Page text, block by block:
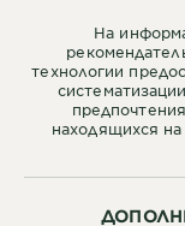
На
технологии
находящихся